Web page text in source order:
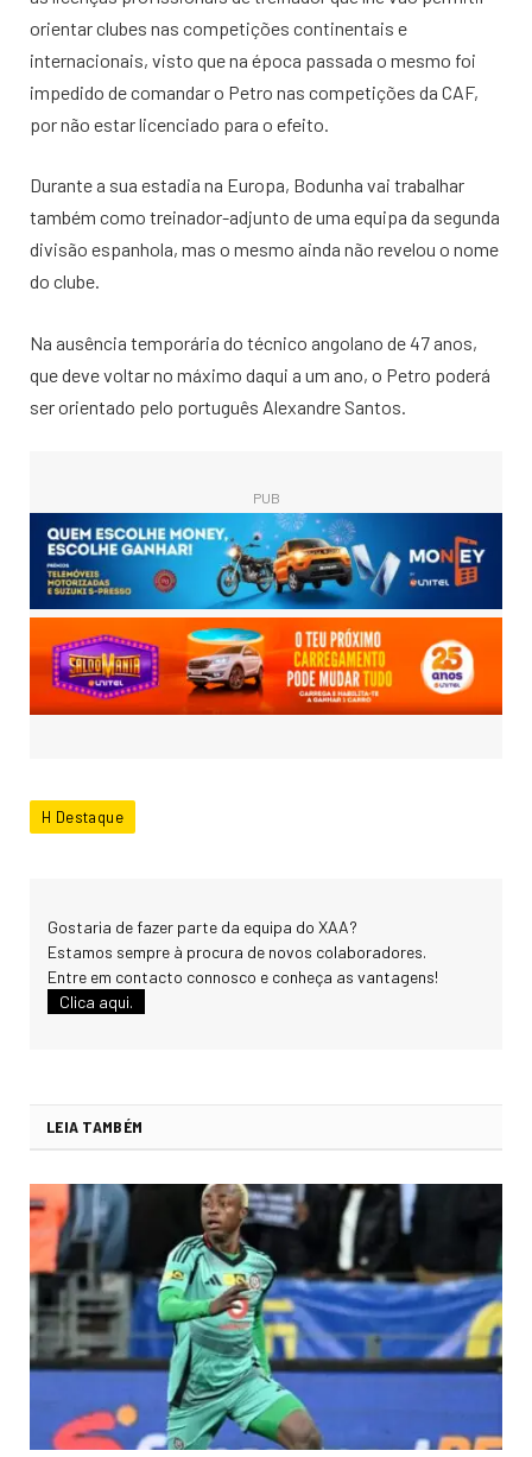
orientar clubes nas competições continentais e
internacionais, visto que na época passada o mesmo foi
impedido de comandar o Petro nas competições da CAF,
por não estar licenciado para o efeito.
Durante a sua estadia na Europa, Bodunha vai trabalhar
também como treinador-adjunto de uma equipa da segunda
divisão espanhola, mas o mesmo ainda não revelou o nome
do clube.
Na ausência temporária do técnico angolano de 47 anos,
que deve voltar no máximo daqui a um ano, o Petro poderá
ser orientado pelo português Alexandre Santos.
PUB
H Destaque
Gostaria de fazer parte da equipa do XAA?
Estamos sempre à procura de novos colaboradores.
Entre em contacto connosco e conheça as vantagens!
Clica aqui.
LEIA TAMBÉM